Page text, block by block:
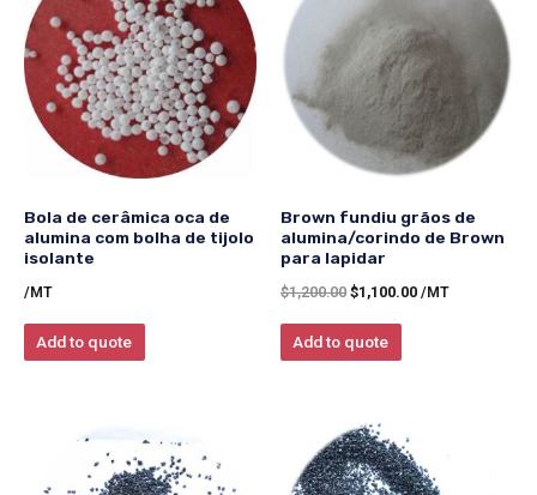
Bola de cerâmica oca de
alumina com bolha de tijolo
isolante
/MT
Add to quote
Brown fundiu grãos de
alumina/corindo de Brown
para lapidar
$1,200.00 $1,100.00 /MT
Add to quote